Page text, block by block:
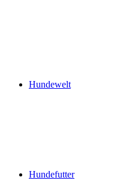
Hundewelt
Hundefutter